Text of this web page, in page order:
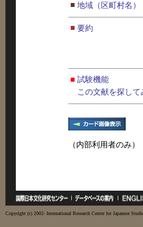
■ 地域（区町村名）
■ 要約
■ 試験機能
この文献を探して
（内部利用者のみ）
Copyright (c) 2002- International Research Center for Japanese